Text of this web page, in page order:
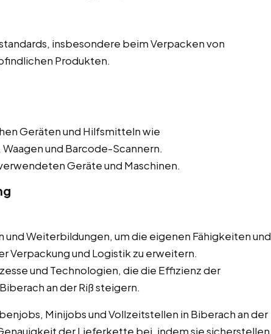
insbesondere beim Verpacken von
Produkten.
Geräten und Hilfsmitteln wie
und Barcode-Scannern.
Geräte und Maschinen.
und Weiterbildungen, um die eigenen Fähigkeiten und
Verpackung und Logistik zu erweitern.
und Technologien, die die Effizienz der
an der Riß steigern.
Minijobs und Vollzeitstellen in Biberach an der
der Lieferkette bei, indem sie sicherstellen,